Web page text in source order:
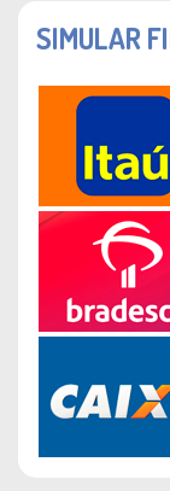
SIMULAR